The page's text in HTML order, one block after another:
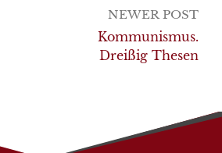
NEWER POST
Kommunismus.
Dreißig Thesen